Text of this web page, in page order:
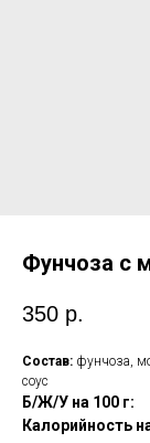
Фунчоза с
350 р.
Состав: фунчоза,
соус
Б/Ж/У на 100 г:
Калорийность